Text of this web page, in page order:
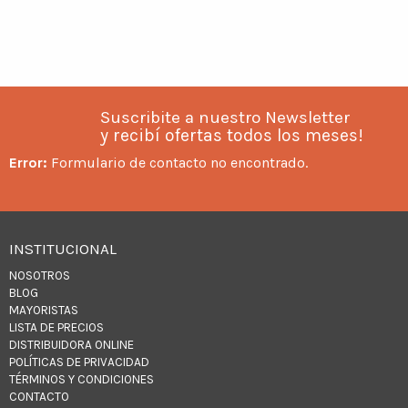
Suscribite a nuestro Newsletter
y recibí ofertas todos los meses!
Error: Formulario de contacto no encontrado.
INSTITUCIONAL
NOSOTROS
BLOG
MAYORISTAS
LISTA DE PRECIOS
DISTRIBUIDORA ONLINE
POLÍTICAS DE PRIVACIDAD
TÉRMINOS Y CONDICIONES
CONTACTO